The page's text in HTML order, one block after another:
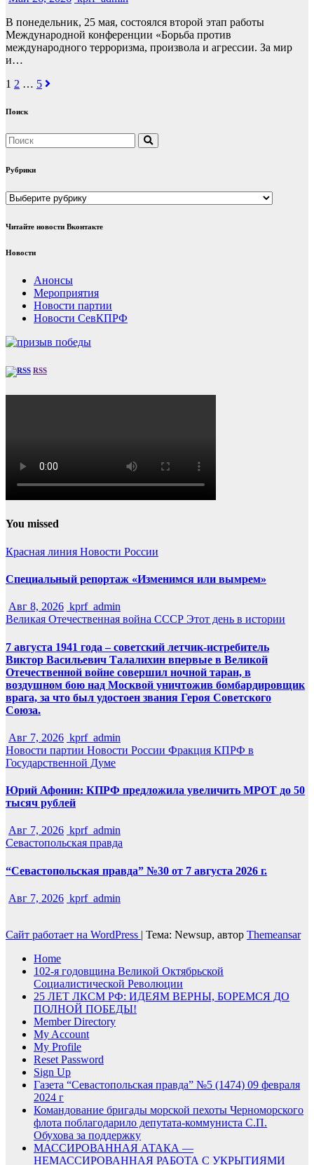
В понедельник, 25 мая, состоялся второй этап работы
Международной конференции «Борьба против
международного терроризма, произвола и агрессии. За мир
и…
Навигация
по
1 2 … 5
Поиск
Рубрики
Рубрики
Читайте новости Вконтакте
Новости
Анонсы
Мероприятия
Новости партии
Новости СевКПРФ
RSS
You missed
Красная линия Новости России
Специальный репортаж «Изменимся или вымрем»
Авг 8, 2026 kprf_admin
Великая Отечественная война СССР Этот день в истории
7 августа 1941 года – советский летчик-истребитель
Виктор Васильевич Талалихин впервые в Великой
Отечественной войне совершил ночной таран, в
воздушном бою над Москвой уничтожив бомбардировщик
врага, за что был удостоен звания Героя Советского
Союза.
Авг 7, 2026 kprf_admin
Новости партии Новости России Фракция КПРФ в
Государственной Думе
Юрий Афонин: КПРФ предложила увеличить МРОТ до 50
тысяч рублей
Авг 7, 2026 kprf_admin
Севастопольская правда
“Севастопольская правда” №30 от 7 августа 2026 г.
Авг 7, 2026 kprf_admin
Сайт работает на WordPress | Тема: Newsup, автор Themeansar
Home
102-я годовщина Великой Октябрьской
Социалистической Революции
25 ЛЕТ ЛКСМ РФ: ИДЕЯМ ВЕРНЫ, БОРЕМСЯ ДО
ПОЛНОЙ ПОБЕДЫ!
Member Directory
My Account
My Profile
Reset Password
Sign Up
Газета “Севастопольская правда” №5 (1474) 09 февраля
2024 г
Командование бригады морской пехоты Черноморского
флота поблагодарило депутата-коммуниста С.П.
Обухова за поддержку
МАССИРОВАННАЯ АТАКА —
НЕМАССИРОВАННАЯ РАБОТА С УКРЫТИЯМИ